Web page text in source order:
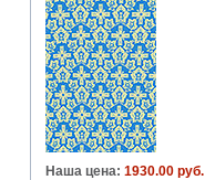
Наша цена: 1930.00 руб.